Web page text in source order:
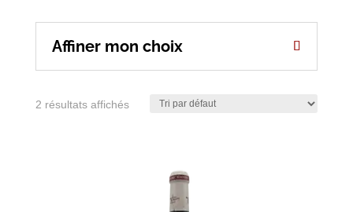
Affiner mon choix
2 résultats affichés